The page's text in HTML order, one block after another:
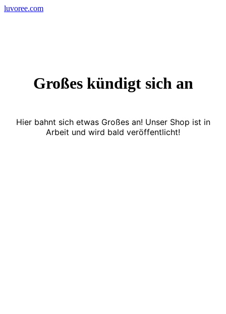
Skip
luvoree.com
Großes kündigt sich an
Hier bahnt sich etwas Großes an! Unser Shop ist in
Arbeit und wird bald veröffentlicht!